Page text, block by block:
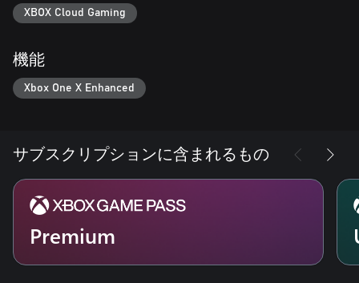
XBOX Cloud Gaming
機能
Xbox One X Enhanced
サブスクリプションに含まれるもの
Premium